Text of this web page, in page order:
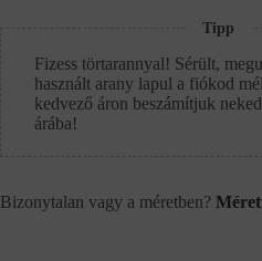
Tipp
Fizess törtarannyal! Sérült,
használt arany lapul a fiókod
kedvező áron beszámítjuk
árába!
Bizonytalan vagy a méretben?